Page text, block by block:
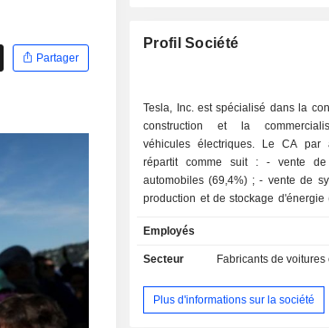
Partager
Profil Société
Tesla, Inc. est spécialisé dans la
construction et la
véhicules électriques. Le CA par
répartit comme suit : - vente de véhicules
automobiles (69,4%) ; - vente de systèmes de
production et de stockage d'énergie
prestations de maintenance et de
Par ailleurs, le groupe développe une
motopropulseurs pour véhicules
crédit automobile (2,1%) ; - location de
Employés
Secteur Fabricants de voitures
Plus d'informations sur la société